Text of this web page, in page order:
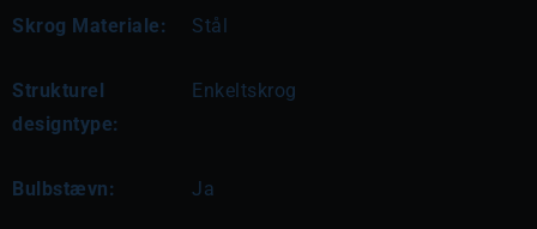
Skrog Materiale: Stål
Strukturel
designtype:
Enkeltskrog
Bulbstævn: Ja